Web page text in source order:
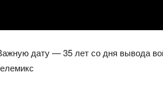
дату — 35 лет со дня вывода